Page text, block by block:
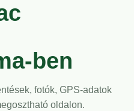
ben
fotók, GPS-adatok
oldalon.